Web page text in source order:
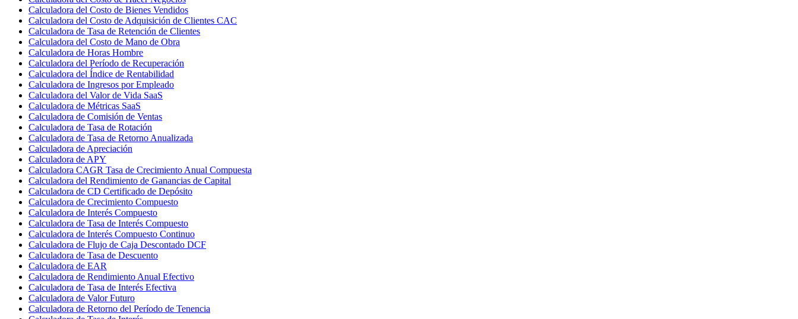
Calculadora del Costo de Bienes Vendidos
Calculadora del Costo de Adquisición de Clientes CAC
Calculadora de Tasa de Retención de Clientes
Calculadora del Costo de Mano de Obra
Calculadora de Horas Hombre
Calculadora del Período de Recuperación
Calculadora del Índice de Rentabilidad
Calculadora de Ingresos por Empleado
Calculadora del Valor de Vida SaaS
Calculadora de Métricas SaaS
Calculadora de Comisión de Ventas
Calculadora de Tasa de Rotación
Calculadora de Tasa de Retorno Anualizada
Calculadora de Apreciación
Calculadora de APY
Calculadora CAGR Tasa de Crecimiento Anual Compuesta
Calculadora del Rendimiento de Ganancias de Capital
Calculadora de CD Certificado de Depósito
Calculadora de Crecimiento Compuesto
Calculadora de Interés Compuesto
Calculadora de Tasa de Interés Compuesto
Calculadora de Interés Compuesto Continuo
Calculadora de Flujo de Caja Descontado DCF
Calculadora de Tasa de Descuento
Calculadora de EAR
Calculadora de Rendimiento Anual Efectivo
Calculadora de Tasa de Interés Efectiva
Calculadora de Valor Futuro
Calculadora de Retorno del Período de Tenencia